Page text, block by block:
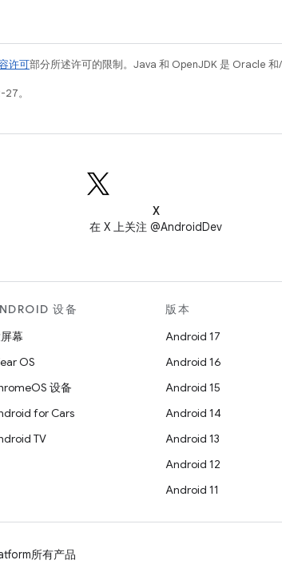
许可部分所述许可的限制。Java 和 OpenJDK 是 Oracle 和/
。
X
在 X 上关注 @AndroidDev
设备
幕
OS
设备
for Cars
TV
版本
Android 17
Android 16
Android 15
Android 14
Android 13
Android 12
Android 11
所有产品